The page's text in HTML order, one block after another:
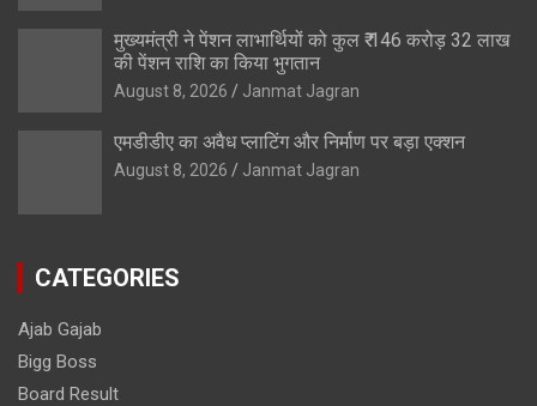
मुख्यमंत्री ने पेंशन लाभार्थियों को कुल ₹ 146 करोड़ 32 लाख
की पेंशन राशि का किया भुगतान
August 8, 2026 Janmat Jagran
एमडीडीए का अवैध प्लाटिंग और निर्माण पर बड़ा एक्शन
August 8, 2026 Janmat Jagran
CATEGORIES
Ajab Gajab
Bigg Boss
Board Result